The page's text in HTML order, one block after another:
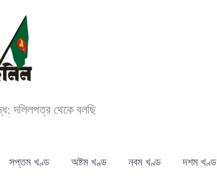
দলিলপত্র থেকে বলছি
সপ্তম খণ্ড অষ্টম খণ্ড নবম খণ্ড দশম খণ্ড